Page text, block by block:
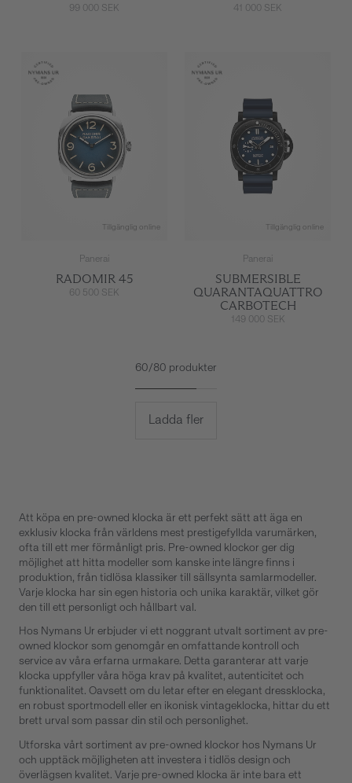
99 000 SEK 41 000 SEK
Tillgänglig online
Panerai
RADOMIR 45
60 500 SEK
Tillgänglig online
Panerai
SUBMERSIBLE
QUARANTAQUATTRO
CARBOTECH
149 000 SEK
60/80 produkter
Ladda fler
Att köpa en pre-owned klocka är ett perfekt sätt att äga en
exklusiv klocka från världens mest prestigefyllda varumärken,
ofta till ett mer förmånligt pris. Pre-owned klockor ger dig
möjlighet att hitta modeller som kanske inte längre finns i
produktion, från tidlösa klassiker till sällsynta samlarmodeller.
Varje klocka har sin egen historia och unika karaktär, vilket gör
den till ett personligt och hållbart val.
Hos Nymans Ur erbjuder vi ett noggrant utvalt sortiment av pre-
owned klockor som genomgår en omfattande kontroll och
service av våra erfarna urmakare. Detta garanterar att varje
klocka uppfyller våra höga krav på kvalitet, autenticitet och
funktionalitet. Oavsett om du letar efter en elegant dressklocka,
en robust sportmodell eller en ikonisk vintageklocka, hittar du ett
brett urval som passar din stil och personlighet.
Utforska vårt sortiment av pre-owned klockor hos Nymans Ur
och upptäck möjligheten att investera i tidlös design och
överlägsen kvalitet. Varje pre-owned klocka är inte bara ett